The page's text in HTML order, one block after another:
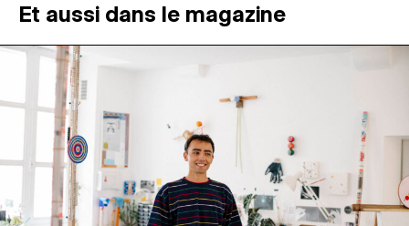
ATELIERS OUVERTS
PROGRAMMATION
MAGAZINE
ESPACES DE PRATIQUE ARTISTIQUE ↓
Et aussi dans le magazine